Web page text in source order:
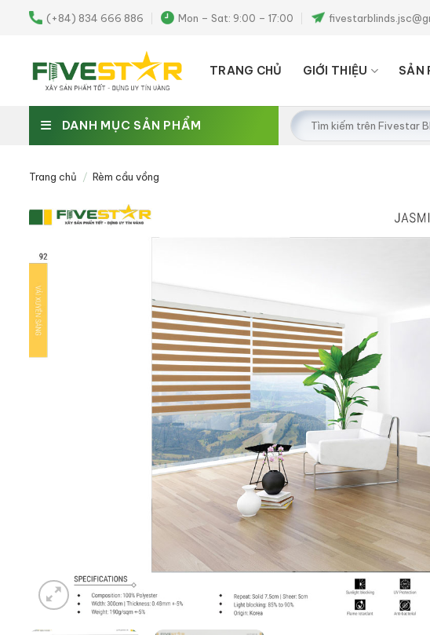
(+84) 834 666 886 Mon – Sat: 9:00 – 17:00
TRANG CHỦ GIỚI THIỆU SẢN
DANH MỤC SẢN PHẨM
Tìm
kiếm:
Trang chủ / Rèm cầu vồng